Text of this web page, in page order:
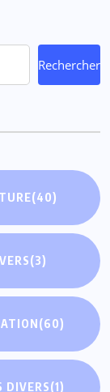
Rechercher
(40)
(3)
(60)
DIVERS(1)